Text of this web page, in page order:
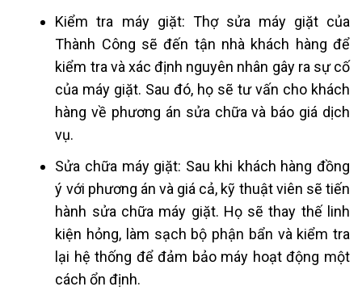
Kiểm tra máy giặt: Thợ sửa máy giặt của
Thành Công sẽ đến tận nhà khách hàng để
kiểm tra và xác định nguyên nhân gây ra sự cố
của máy giặt. Sau đó, họ sẽ tư vấn cho khách
hàng về phương án sửa chữa và báo giá dịch
vụ.
Sửa chữa máy giặt: Sau khi khách hàng đồng
ý với phương án và giá cả, kỹ thuật viên sẽ tiến
hành sửa chữa máy giặt. Họ sẽ thay thế linh
kiện hỏng, làm sạch bộ phận bẩn và kiểm tra
lại hệ thống để đảm bảo máy hoạt động một
cách ổn định.